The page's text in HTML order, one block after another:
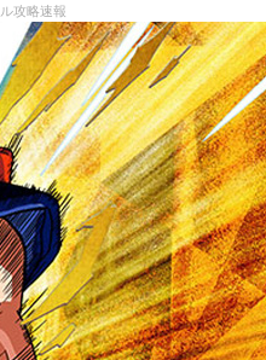
攻略速報